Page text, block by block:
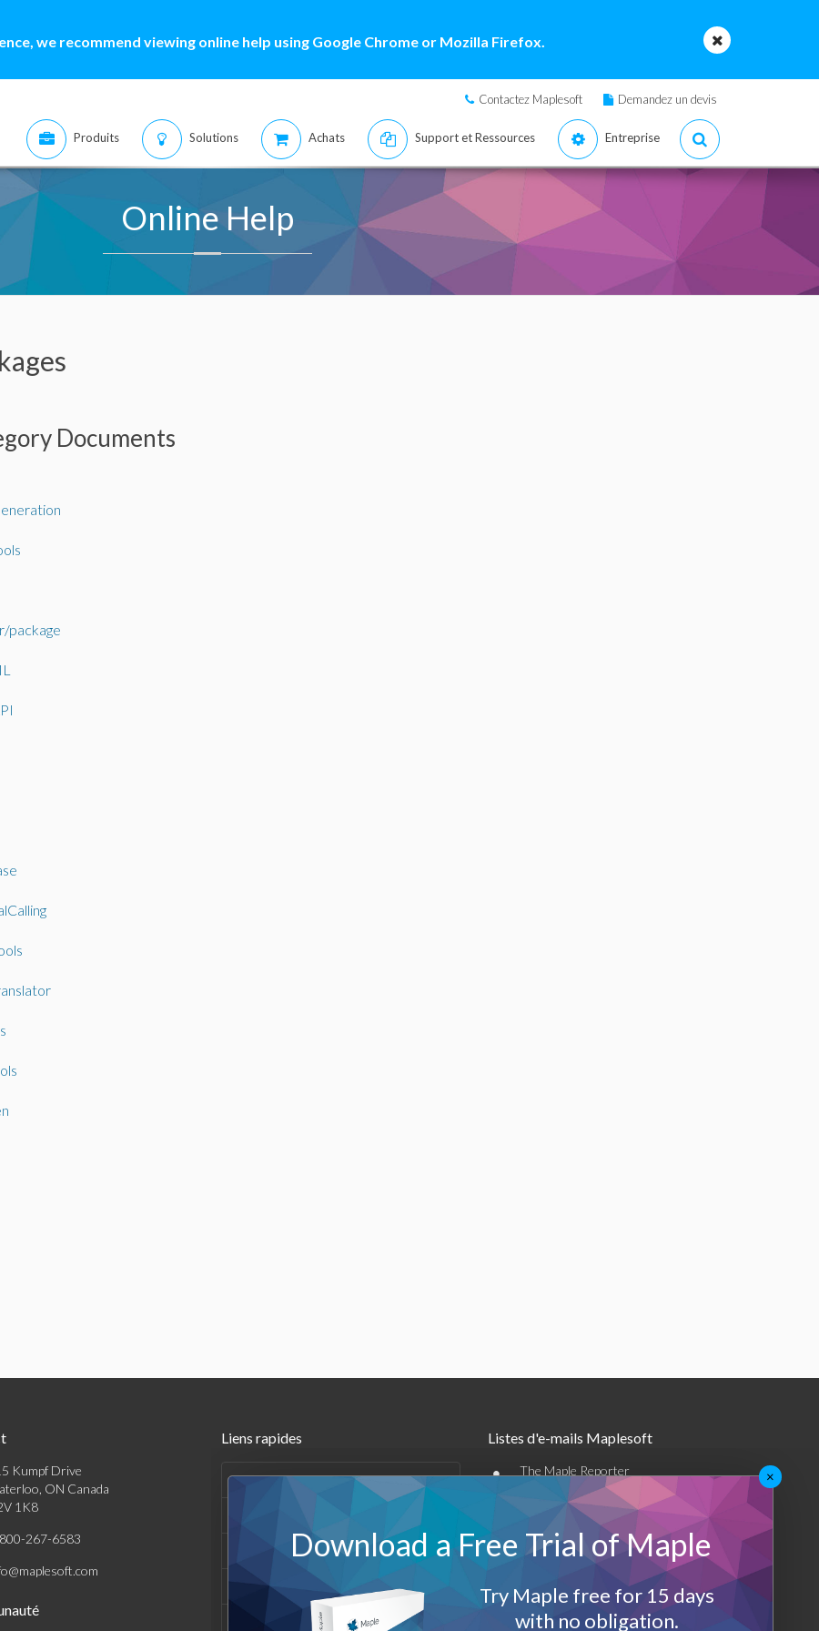
we recommend viewing online help using Google Chrome or Mozilla Firefox.
Contactez Maplesoft Demandez un devis
Produits Solutions Achats Support et Ressources Entreprise
Online Help
Documents
package
Kumpf Drive
ON Canada
1K8
267-6583
Liens rapides
Produits
Support et Ressources
Entreprise
Listes d'e-mails Maplesoft
• The Maple Reporter
Autres offres par e-mail
Maplesoft Membership
Log-Out
×
Download a Free Trial of Maple
Try Maple free for 15 days
with no obligation.